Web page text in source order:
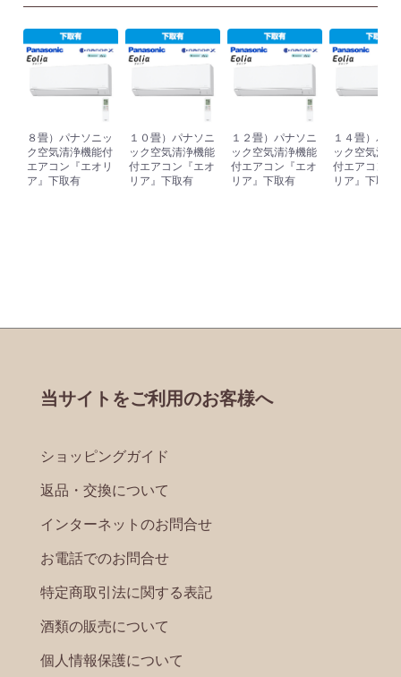
８畳）パナソニッ
ク空気清浄機能付
エアコン『エオリ
ア』下取有
１０畳）パナソニ
ック空気清浄機能
付エアコン『エオ
リア』下取有
１２畳）パナソニ
ック空気清浄機能
付エアコン『エオ
リア』下取有
１４畳）パナ
ック空気清浄
付エアコン『
リア』下取有
当サイトをご利用のお客様へ
ショッピングガイド
返品・交換について
インターネットのお問合せ
お電話でのお問合せ
特定商取引法に関する表記
酒類の販売について
個人情報保護について